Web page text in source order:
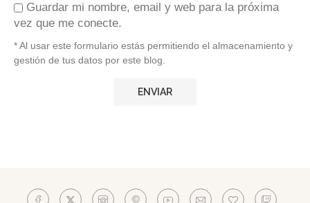
Guardar mi nombre, email y web para la próxima
vez que me conecte.
* Al usar este formulario estás permitiendo el almacenamiento y
gestión de tus datos por este blog.